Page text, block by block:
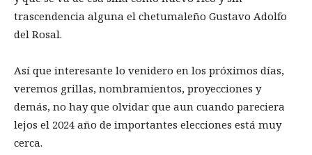
trascendencia alguna el chetumaleño Gustavo Adolfo
del Rosal.
Así que interesante lo venidero en los próximos días,
veremos grillas, nombramientos, proyecciones y
demás, no hay que olvidar que aun cuando pareciera
lejos el 2024 año de importantes elecciones está muy
cerca.